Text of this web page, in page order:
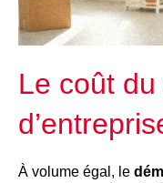
Le coût
À volume égal, le